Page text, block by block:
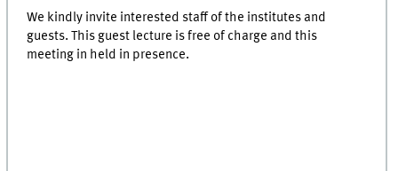
We kindly invite interested staff of the institutes and
guests. This guest lecture is free of charge and this
meeting in held in presence.